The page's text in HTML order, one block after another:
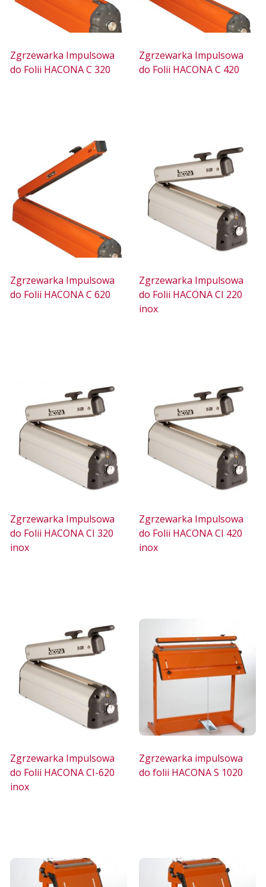
Zgrzewarka Impulsowa
do Folii HACONA C 320
Zgrzewarka Impulsowa
do Folii HACONA C 420
Zgrzewarka Impulsowa
do Folii HACONA C 620
Zgrzewarka Impulsowa
do Folii HACONA CI 220
inox
Zgrzewarka Impulsowa
do Folii HACONA CI 320
inox
Zgrzewarka Impulsowa
do Folii HACONA CI 420
inox
Zgrzewarka Impulsowa
do Folii HACONA CI-620
inox
Zgrzewarka impulsowa
do folii HACONA S 1020